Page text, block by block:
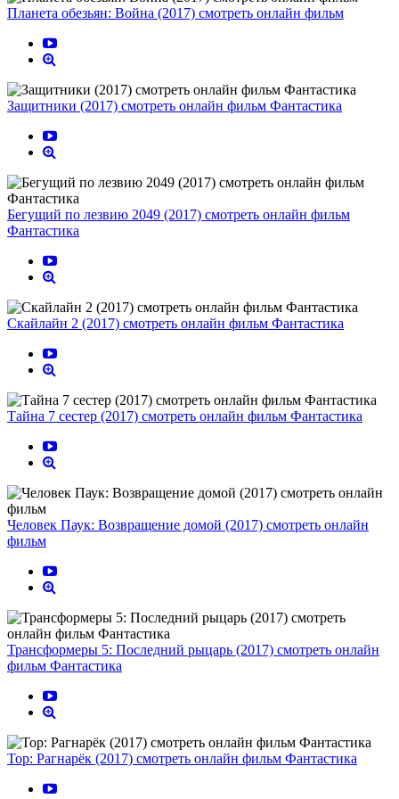
Планета обезьян: Война (2017) смотреть онлайн фильм
Защитники (2017) смотреть онлайн фильм Фантастика
Бегущий по лезвию 2049 (2017) смотреть онлайн фильм
Фантастика
Скайлайн 2 (2017) смотреть онлайн фильм Фантастика
Тайна 7 сестер (2017) смотреть онлайн фильм Фантастика
Человек Паук: Возвращение домой (2017) смотреть онлайн
фильм
Трансформеры 5: Последний рыцарь (2017) смотреть онлайн
фильм Фантастика
Тор: Рагнарёк (2017) смотреть онлайн фильм Фантастика